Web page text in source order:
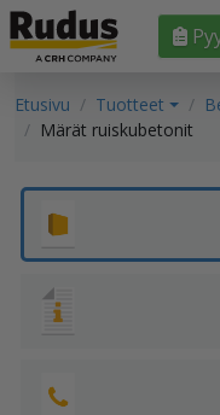
Etusivu Tuotteet
Märät ruiskubetonit